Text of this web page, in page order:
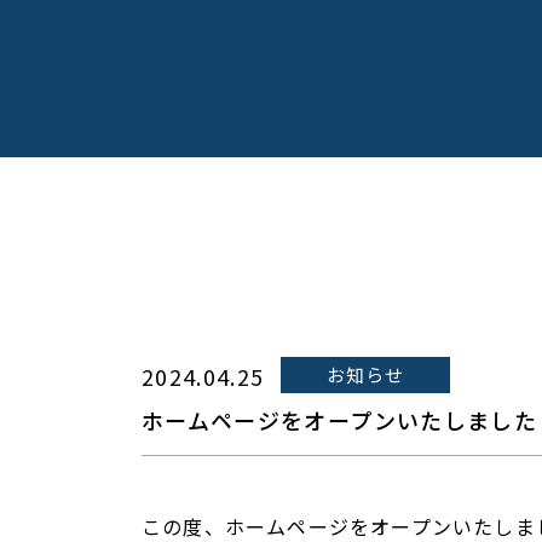
2024.04.25 お知らせ
ホームページをオープンいたしました
この度、ホームページをオープンいたし